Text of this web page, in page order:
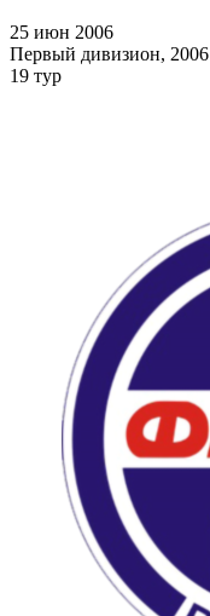
25 июн 2006
Первый дивизион, 2006
19 тур